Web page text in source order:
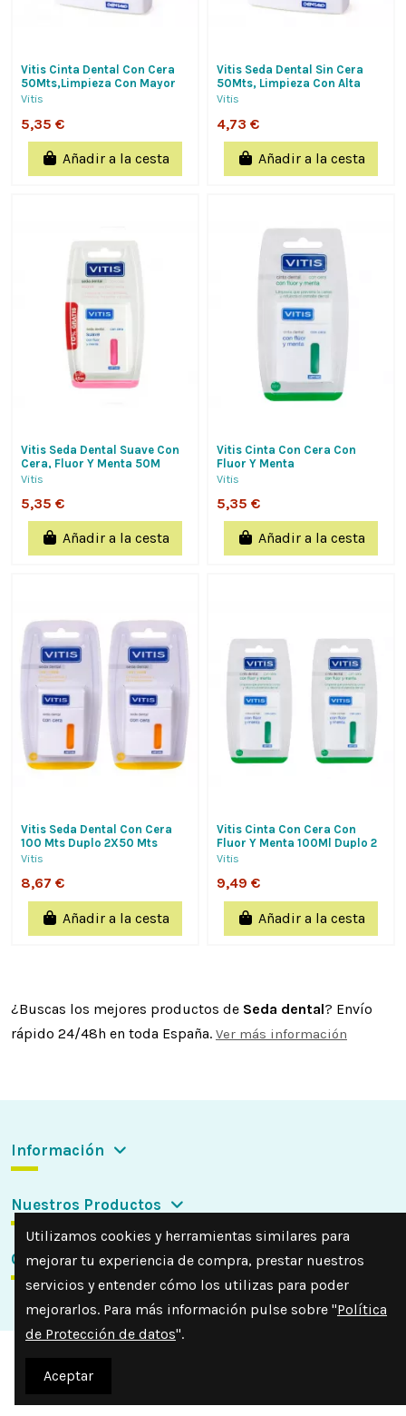
Vitis Cinta Dental Con Cera
50Mts,Limpieza Con Mayor
Superficie De Arrastre Y
Vitis
5,35 €
Añadir a la cesta
Vitis Seda Dental Sin Cera
50Mts, Limpieza Con Alta
Capidad De Arrastre, Debido
Vitis
4,73 €
Añadir a la cesta
Vitis Seda Dental Suave Con
Cera, Fluor Y Menta 50M
Limpieza Encias...
Vitis
5,35 €
Añadir a la cesta
Vitis Cinta Con Cera Con
Fluor Y Menta
50Mts,Limpieza Que Previene
Vitis
5,35 €
Añadir a la cesta
Vitis Seda Dental Con Cera
100 Mts Duplo 2X50 Mts
Vitis
8,67 €
Añadir a la cesta
Vitis Cinta Con Cera Con
Fluor Y Menta 100Ml Duplo 2
X 50Ml
Vitis
9,49 €
Añadir a la cesta
¿Buscas los mejores productos de Seda dental? Envío
rápido 24/48h en toda España. Ver más información
Información
Nuestros Productos
Contactar con nosotros
Utilizamos cookies y herramientas similares para
mejorar tu experiencia de compra, prestar nuestros
servicios y entender cómo los utilizas para poder
mejorarlos. Para más información pulse sobre "Política
de Protección de datos".
Aceptar